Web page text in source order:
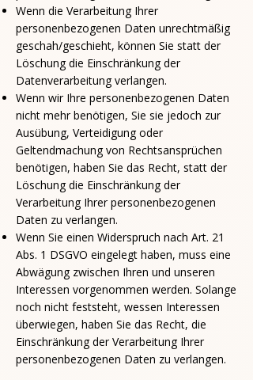
Wenn die Verarbeitung Ihrer
personenbezogenen Daten unrechtmäßig
geschah/geschieht, können Sie statt der
Löschung die Einschränkung der
Datenverarbeitung verlangen.
Wenn wir Ihre personenbezogenen Daten
nicht mehr benötigen, Sie sie jedoch zur
Ausübung, Verteidigung oder
Geltendmachung von Rechtsansprüchen
benötigen, haben Sie das Recht, statt der
Löschung die Einschränkung der
Verarbeitung Ihrer personenbezogenen
Daten zu verlangen.
Wenn Sie einen Widerspruch nach Art. 21
Abs. 1 DSGVO eingelegt haben, muss eine
Abwägung zwischen Ihren und unseren
Interessen vorgenommen werden. Solange
noch nicht feststeht, wessen Interessen
überwiegen, haben Sie das Recht, die
Einschränkung der Verarbeitung Ihrer
personenbezogenen Daten zu verlangen.